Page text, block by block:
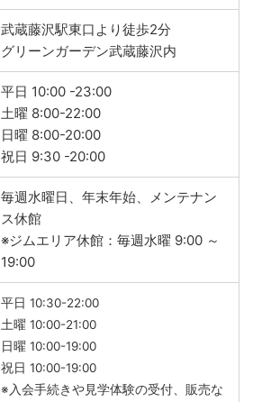
武蔵藤沢駅東口より徒歩2分
グリーンガーデン武蔵藤沢内
平日 10:00 -23:00
土曜 8:00-22:00
日曜 8:00-20:00
祝日 9:30 -20:00
毎週水曜日、年末年始、メンテナン
ス休館
※ジムエリア休館：毎週水曜 9:00 ～
19:00
平日 10:30-22:00
土曜 10:00-21:00
日曜 10:00-19:00
祝日 10:00-19:00
※入会手続きや見学体験の受付、販売な